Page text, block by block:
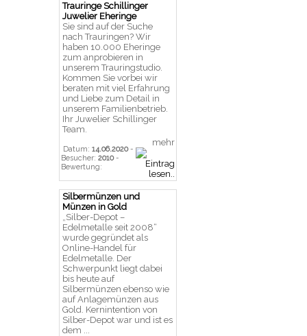
Trauringe Schillinger
Juwelier Eheringe
Sie sind auf der Suche
nach Trauringen? Wir
haben 10.000 Eheringe
zum anprobieren in
unserem Trauringstudio.
Kommen Sie vorbei wir
beraten mit viel Erfahrung
und Liebe zum Detail in
unserem Familienbetrieb.
Ihr Juwelier Schillinger
Team.
Datum: 14.06.2020-
Besucher: 2010-
Bewertung:
mehr
Silbermünzen und
Münzen in Gold
„Silber-Depot –
Edelmetalle seit 2008“
wurde gegründet als
Online-Handel für
Edelmetalle. Der
Schwerpunkt liegt dabei
bis heute auf
Silbermünzen ebenso wie
auf Anlagemünzen aus
Gold. Kernintention von
Silber-Depot war und ist es
dem ...